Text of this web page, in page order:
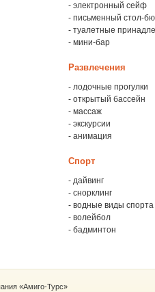
- электронный сейф
- письменный стол-
- туалетные
- мини-бар
Развлечения
- лодочные прогулки
- открытый бассейн
- массаж
- экскурсии
- анимация
Спорт
- дайвинг
- снорклинг
- водные виды спорта
- волейбол
- бадминтон
«Амиго-Турс»